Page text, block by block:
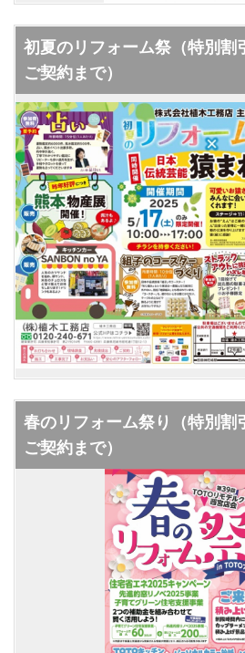
初夏のリフォーム祭（特別割
ご契約まで）
春のリフォーム祭り（特別割
ご契約まで）